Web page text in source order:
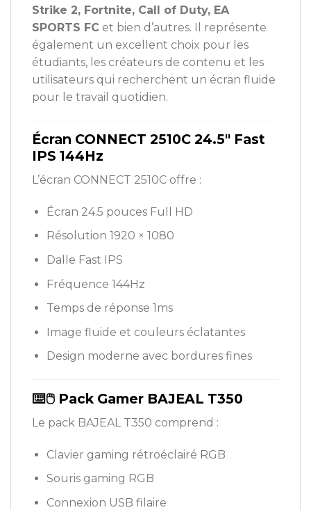
Strike 2, Fortnite, Call of Duty, EA
SPORTS FC et bien d’autres. Il représente
également un excellent choix pour les
étudiants, les créateurs de contenu et les
utilisateurs qui recherchent un écran fluide
pour le travail quotidien.
Écran CONNECT 2510C 24.5″ Fast
IPS 144Hz
L’écran CONNECT 2510C offre :
Écran 24.5 pouces Full HD
Résolution 1920 × 1080
Dalle Fast IPS
Fréquence 144Hz
Temps de réponse 1ms
Image fluide et couleurs éclatantes
Design moderne avec bordures fines
⌨️🖱️ Pack Gamer BAJEAL T350
Le pack BAJEAL T350 comprend :
Clavier gaming rétroéclairé RGB
Souris gaming RGB
Connexion USB filaire